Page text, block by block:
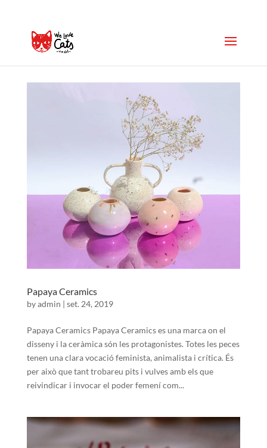
Papaya Ceramics
byadmin set. 24, 2019
Papaya Ceramics Papaya Ceramics es una marca on el
disseny i la ceràmica són les protagonistes. Totes les peces
tenen una clara vocació feminista, animalista i crítica. És
per això que tant trobareu pits i vulves amb els que
reivindicar i invocar el poder femení com...